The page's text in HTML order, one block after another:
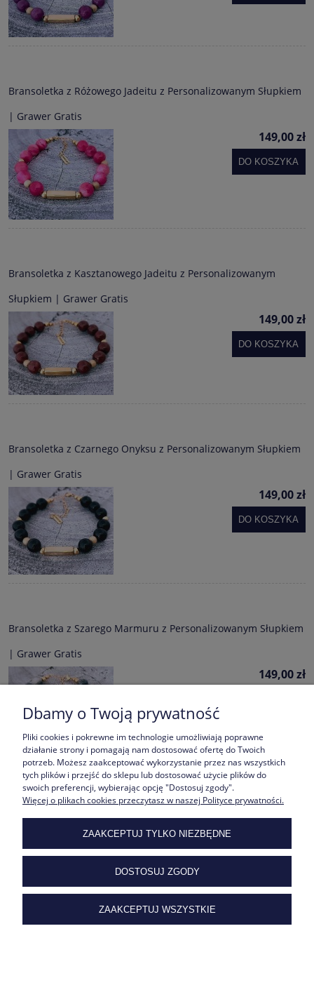
Bransoletka z Różowego Jadeitu z Personalizowanym Słupkiem
| Grawer Gratis
149,00 zł
DO KOSZYKA
Bransoletka z Kasztanowego Jadeitu z Personalizowanym
Słupkiem | Grawer Gratis
149,00 zł
DO KOSZYKA
Bransoletka z Czarnego Onyksu z Personalizowanym Słupkiem
| Grawer Gratis
149,00 zł
DO KOSZYKA
Bransoletka z Szarego Marmuru z Personalizowanym Słupkiem
| Grawer Gratis
149,00 zł
Bransoletka z Lapis Lazuli z Dwoma Serduszkami | Własny
149,00 zł
Dbamy o Twoją prywatność
Pliki cookies i pokrewne im technologie umożliwiają poprawne
działanie strony i pomagają nam dostosować ofertę do Twoich
potrzeb. Możesz zaakceptować wykorzystanie przez nas wszystkich
tych plików i przejść do sklepu lub dostosować użycie plików do
swoich preferencji, wybierając opcję "Dostosuj zgody".
Więcej o plikach cookies przeczytasz w naszej Polityce prywatności.
ZAAKCEPTUJ TYLKO NIEZBĘDNE
DOSTOSUJ ZGODY
ZAAKCEPTUJ WSZYSTKIE